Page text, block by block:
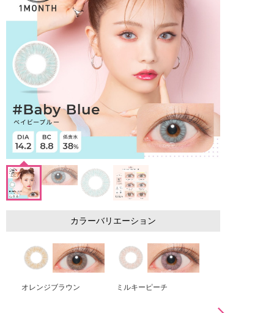
カラーバリエーション
オレンジブラウン ミルキーピーチ